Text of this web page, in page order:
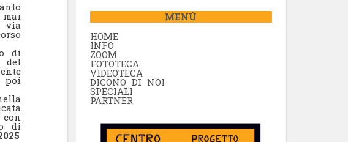
via
di
del
poi
di
MENÚ
HOME
INFO
ZOOM
FOTOTECA
VIDEOTECA
DICONO DI NOI
SPECIALI
PARTNER